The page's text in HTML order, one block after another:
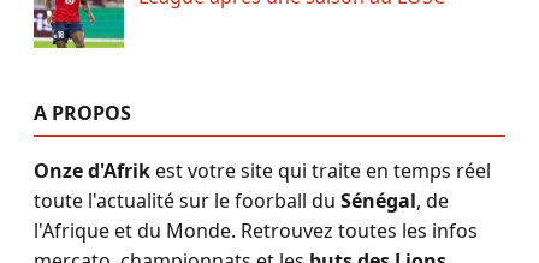
A PROPOS
Onze d'Afrikest votre site qui traite en temps réel
toute l'actualité sur le foorball du Sénégal, de
l'Afrique et du Monde. Retrouvez toutes les infos